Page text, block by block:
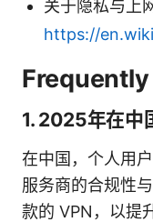
关于隐私与上
https://
1. 2025年在中
在中国，个人用
服务商的合规性
款的 VPN，以提